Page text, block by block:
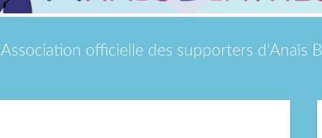
Association officielle des supporters d'Anaïs